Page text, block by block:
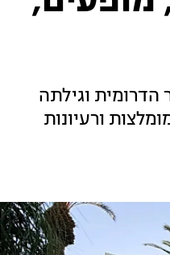
ביקרה בעיר הדרומית וגילתה
ורעיונות